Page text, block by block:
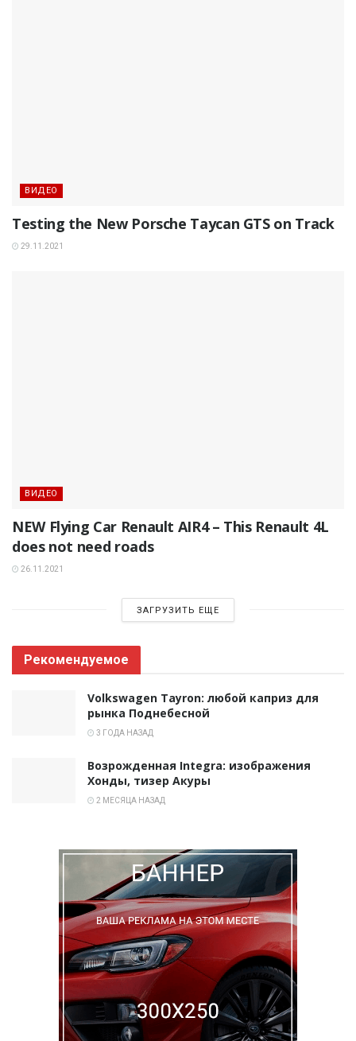
ВИДЕО
Testing the New Porsche Taycan GTS on Track
29.11.2021
ВИДЕО
NEW Flying Car Renault AIR4 – This Renault 4L
does not need roads
26.11.2021
ЗАГРУЗИТЬ ЕЩЕ
Рекомендуемое
Volkswagen Tayron: любой каприз для
рынка Поднебесной
3 ГОДА НАЗАД
Возрожденная Integra: изображения
Хонды, тизер Акуры
2 МЕСЯЦА НАЗАД